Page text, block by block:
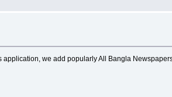
we add popularly All Bangla